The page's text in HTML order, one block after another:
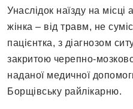
Унаслідок наїзду на місці
жінка – від травм, не
пацієнтка, з діагнозом
закритою черепно-
наданої медичної
Борщівську райлікарню.